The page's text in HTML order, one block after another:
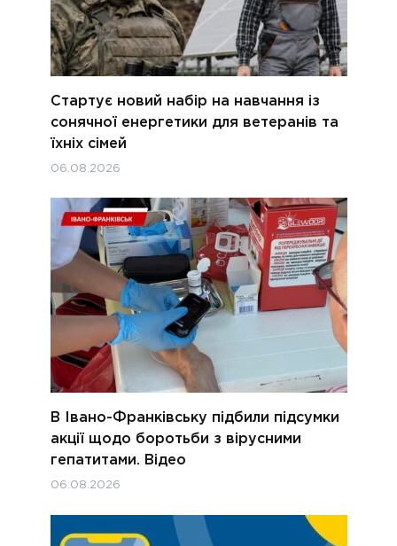
Стартує новий набір на навчання із
сонячної енергетики для ветеранів та
їхніх сімей
06.08.2026
В Івано-Франківську підбили підсумки
акції щодо боротьби з вірусними
гепатитами. Відео
06.08.2026